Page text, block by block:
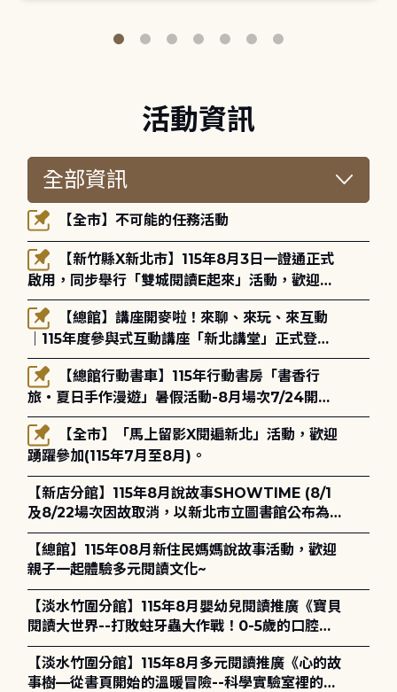
活動資訊
【全市】不可能的任務活動
啟用，同步舉行「雙城閱讀E起來」活動，歡迎踴
躍參加(115年8月3日至10月4日)。
｜115年度參與式互動講座「新北講堂」正式登
場！
旅・夏日手作漫遊」暑假活動-8月場次7/24開始
報名
踴躍參加(115年7月至8月)。
【新店分館】115年8月說故事SHOWTIME (8/1
及8/22場次因故取消，以新北市立圖書館公布為
主)
【總館】115年08月新住民媽媽說故事活動，歡迎
親子一起體驗多元閱讀文化~
【淡水竹圍分館】115年8月嬰幼兒閱讀推廣《寶貝
閱讀大世界--打敗蛀牙蟲大作戰！0-5歲的口腔照
護全攻略》
【淡水竹圍分館】115年8月多元閱讀推廣《心的故
事樹—從書頁開始的溫暖冒險--科學實驗室裡的放